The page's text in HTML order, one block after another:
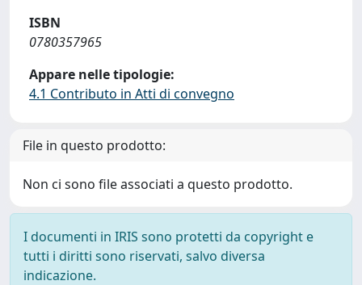
ISBN
0780357965
Appare nelle tipologie:
4.1 Contributo in Atti di convegno
File in questo prodotto:
Non ci sono file associati a questo prodotto.
I documenti in IRIS sono protetti da copyright e
tutti i diritti sono riservati, salvo diversa
indicazione.